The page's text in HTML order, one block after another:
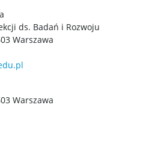
ds. Badań i Rozwoju
Warszawa
Warszawa